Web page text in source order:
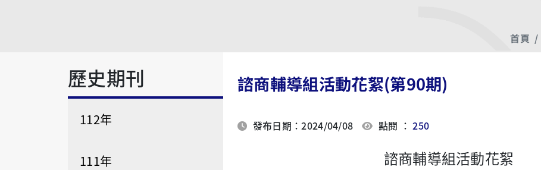
首頁
歷史期刊
112年
111年
諮商輔導組活動花絮(第90期)
發布日期：2024/04/08 點閱 ：250
諮商輔導組活動花絮